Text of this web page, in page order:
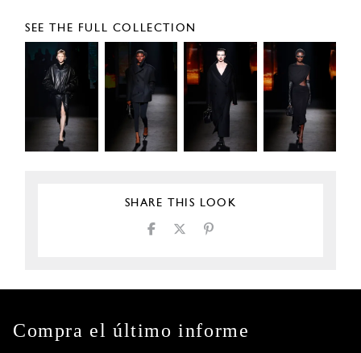
SEE THE FULL COLLECTION
SHARE THIS LOOK
Compra el último informe